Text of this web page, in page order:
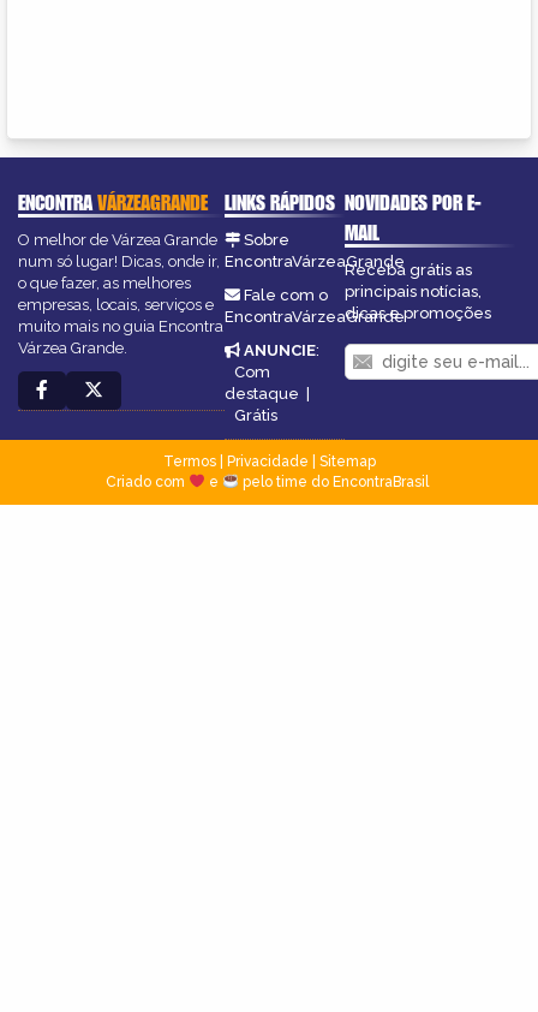
ENCONTRAVÁRZEAGRANDE
O melhor de Várzea Grande
num só lugar! Dicas, onde ir,
o que fazer, as melhores
empresas, locais, serviços e
muito mais no guia Encontra
Várzea Grande.
LINKS RÁPIDOS
Sobre
EncontraVárzeaGrande
Fale com o
EncontraVárzeaGrande
ANUNCIE:
Com
destaque |
Grátis
NOVIDADES POR E-
MAIL
Receba grátis as
principais notícias,
dicas e promoções
Termos| Privacidade
Sitemap
Criado com
e pelo time do EncontraBrasil